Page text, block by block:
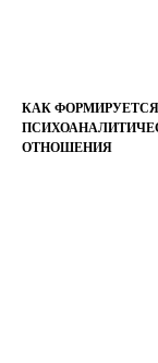
КАК
ОТНОШЕНИЯ